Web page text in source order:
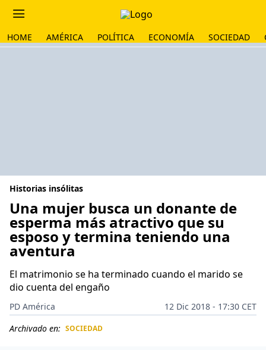
HOME AMÉRICA POLÍTICA ECONOMÍA SOCIEDAD
Historias insólitas
Una mujer busca un donante de
esperma más atractivo que su
esposo y termina teniendo una
aventura
El matrimonio se ha terminado cuando el marido se
dio cuenta del engaño
PD América
12 Dic 2018 - 17:30 CET
Archivado en: SOCIEDAD